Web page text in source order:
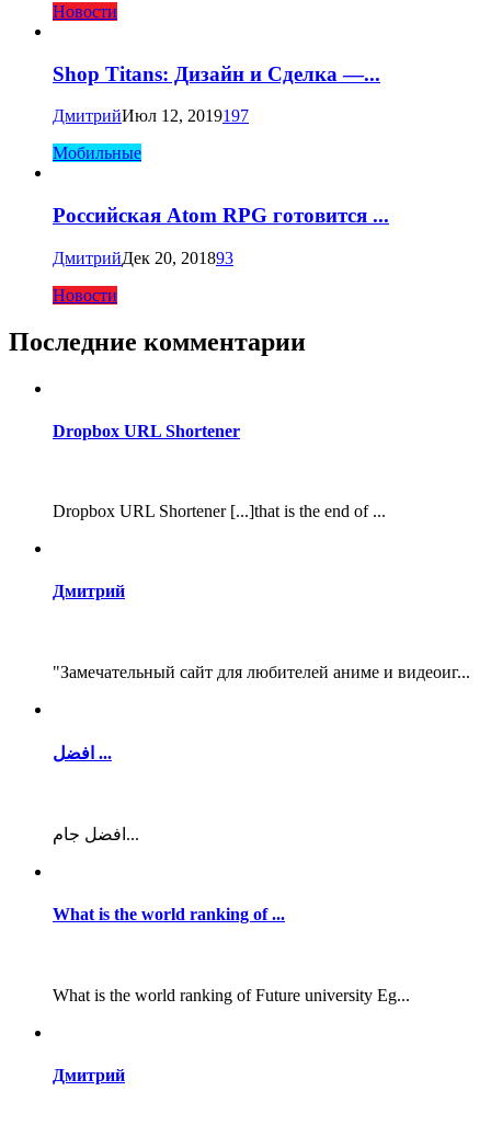
Новости
Shop Titans: Дизайн и Сделка —...
ДмитрийИюл 12, 2019197
Мобильные
Российская Atom RPG готовится ...
ДмитрийДек 20, 201893
Новости
Последние комментарии
Dropbox URL Shortener
Dropbox URL Shortener [...]that is the end of ...
Дмитрий
"Замечательный сайт для любителей аниме и видеоиг...
افضل ...
افضل جام...
What is the world ranking of ...
What is the world ranking of Future university Eg...
Дмитрий